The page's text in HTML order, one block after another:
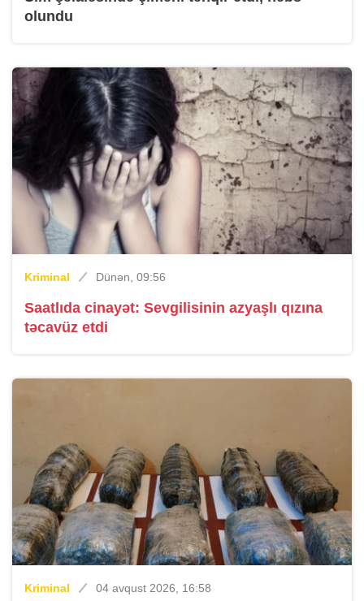
olundu
Kriminal Dünən, 09:56
Saatlıda cinayət: Sevgilisinin azyaşlı qızına
təcavüz etdi
Kriminal 04 avqust 2026, 16:58